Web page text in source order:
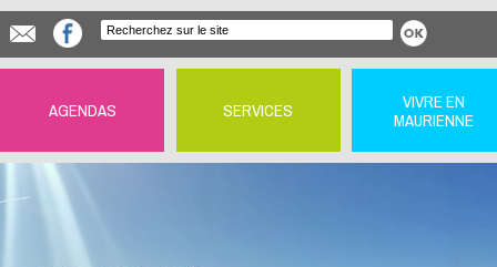
AGENDAS SERVICES
VIVRE EN
MAURIENNE